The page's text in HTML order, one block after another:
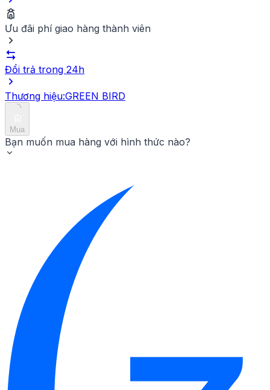
Ưu đãi phí giao hàng thành viên
Đổi trả trong 24h
Thương hiệu:GREEN BIRD
Mua
Bạn muốn mua hàng với hình thức nào?